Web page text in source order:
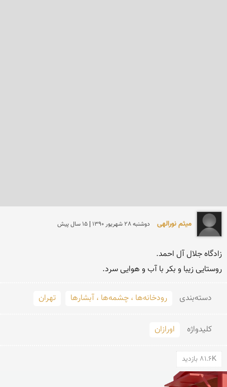
میثم نورالهی دوشنبه 28 شهريور 1390 | 15 سال پیش
روستایی زیبا و بکر با آب و هوایی سرد.
دسته‌بندی رودخانه‌ها ، چشمه‌ها ، آبشارها تهران
کلید‌واژه اورازان
81.6K بازدید